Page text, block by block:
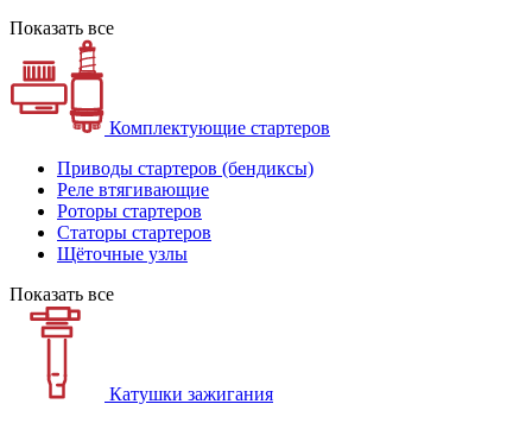
Показать все
Комплектующие стартеров
Приводы стартеров (бендиксы)
Реле втягивающие
Роторы стартеров
Статоры стартеров
Щёточные узлы
Показать все
Катушки зажигания